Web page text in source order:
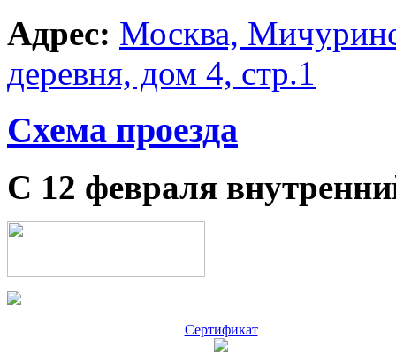
Адрес: Москва,
деревня, дом 4, стр.1
Схема проезда
С 12 февраля
Сертификат